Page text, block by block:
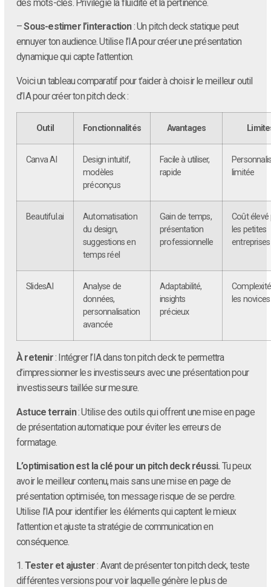
des mots-clés. Privilégie la fluidité et la pertinence.
–Sous-estimer l’interaction: Un pitch deck statique peut
ennuyer ton audience. Utilise l’IA pour créer une présentation
dynamique qui capte l’attention.
Voici un tableau comparatif pour t’aider à choisir le meilleur outil
d’IA pour créer ton pitch deck :
Outil Fonctionnalités Avantages
Canva AI
Design intuitif,
modèles
préconçus
Facile à utiliser,
rapide
limitée
Beautiful.ai
Automatisation
du design,
suggestions en
temps réel
Gain de temps,
présentation
professionnelle
Coût élevé
les petites
entreprises
SlidesAI
Analyse de
données,
personnalisation
avancée
Adaptabilité,
insights
précieux
les novices
À retenir: Intégrer l’IA dans ton pitch deck te permettra
d’impressionner les investisseurs avec une présentation pour
investisseurs taillée sur mesure.
Astuce terrain: Utilise des outils qui offrent une mise en page
de présentation automatique pour éviter les erreurs de
formatage.
L’optimisation est la clé pour un pitch deck réussi. Tu peux
avoir le meilleur contenu, mais sans une mise en page de
présentation optimisée, ton message risque de se perdre.
Utilise l’IA pour identifier les éléments qui captent le mieux
l’attention et ajuste ta stratégie de communication en
conséquence.
1. Tester et ajuster: Avant de présenter ton pitch deck, teste
différentes versions pour voir laquelle génère le plus de